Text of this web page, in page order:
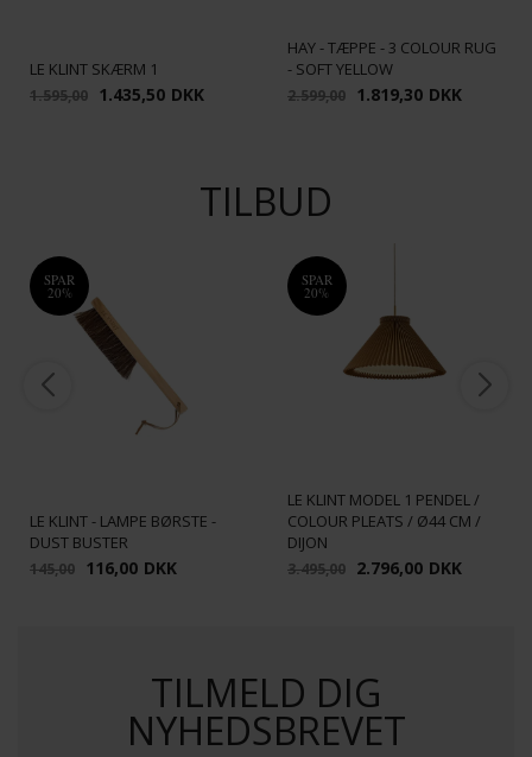
LE KLINT SKÆRM 1
1.595,00 1.435,50 DKK
HAY - TÆPPE - 3 COLOUR RUG
- SOFT YELLOW
2.599,00 1.819,30 DKK
TILBUD
SPAR
20%
LE KLINT - LAMPE BØRSTE -
DUST BUSTER
145,00 116,00 DKK
SPAR
20%
LE KLINT MODEL 1 PENDEL /
COLOUR PLEATS / Ø44 CM /
DIJON
3.495,00 2.796,00 DKK
TILMELD DIG
NYHEDSBREVET